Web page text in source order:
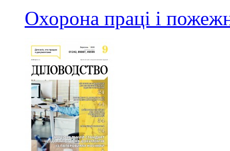
Охорона праці і